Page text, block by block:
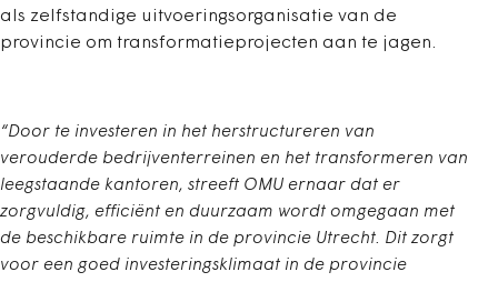
als zelfstandige uitvoeringsorganisatie van de
provincie om transformatieprojecten aan te jagen.
“Door te investeren in het herstructureren van
verouderde bedrijventerreinen en het transformeren van
leegstaande kantoren, streeft OMU ernaar dat er
zorgvuldig, efficiënt en duurzaam wordt omgegaan met
de beschikbare ruimte in de provincie Utrecht. Dit zorgt
voor een goed investeringsklimaat in de provincie